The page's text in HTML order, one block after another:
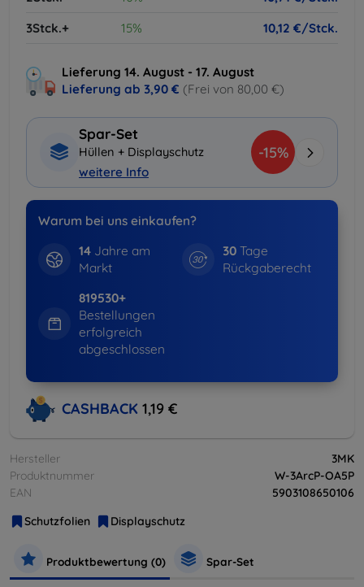
3Stck.+
15% 10,12 €/Stck.
Lieferung 14. August - 17. August
Lieferung ab 3,90 € (Frei von 80,00 €)
Spar-Set
Hüllen + Displayschutz
weitere Info
-15%
Warum bei uns einkaufen?
14Jahre am
Markt
30 Tage
Rückgaberecht
819530+
Bestellungen
erfolgreich
abgeschlossen
CASHBACK 1,19 €
Hersteller
3MK
Produktnummer
W-3ArcP-OA5P
EAN
5903108650106
Schutzfolien
Displayschutz
Produktbewertung (0) Spar-Set